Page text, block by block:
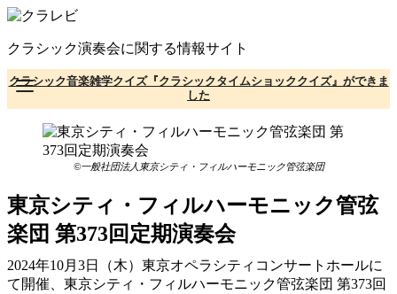
コ
テ
ン
ツ
へ
クラシック演奏会に関する情報サイト
クラシック音楽雑学クイズ『クラシックタイムショッククイズ』ができま
した
©一般社団法人東京シティ・フィルハーモニック管弦楽団
東京シティ・フィルハーモニック管弦
楽団 第373回定期演奏会
2024年10月3日（木）東京オペラシティコンサートホールに
て開催、東京シティ・フィルハーモニック管弦楽団 第373回